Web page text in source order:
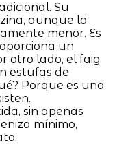
Su
aunque la
menor. Es
un
otro lado, el faig
estufas de
Porque es una
sin apenas
mínimo,